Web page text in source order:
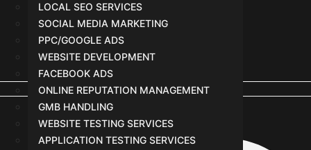
LOCAL SEO SERVICES
SOCIAL MEDIA MARKETING
PPC/GOOGLE ADS
WEBSITE DEVELOPMENT
FACEBOOK ADS
ONLINE REPUTATION MANAGEMENT
GMB HANDLING
WEBSITE TESTING SERVICES
APPLICATION TESTING SERVICES